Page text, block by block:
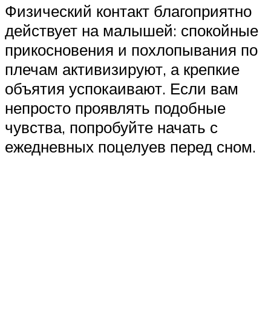
Физический контакт благоприятно
действует на малышей: спокойные
прикосновения и похлопывания по
плечам активизируют, а крепкие
объятия успокаивают. Если вам
непросто проявлять подобные
чувства, попробуйте начать с
ежедневных поцелуев перед сном.